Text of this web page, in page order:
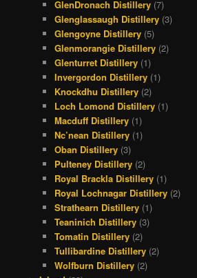
GlenDronach Distillery (7)
Glenglassaugh Distillery (3)
Glengoyne Distillery (5)
Glenmorangie Distillery (2)
Glenturret Distillery (1)
Invergordon Distillery (1)
Knockdhu Distillery (2)
Loch Lomond Distillery (1)
Macduff Distillery (1)
Nc’nean Distillery (1)
Oban Distillery (3)
Pulteney Distillery (2)
Royal Brackla Distillery (1)
Royal Lochnagar Distillery (2)
Strathearn Distillery (1)
Teaninich Distillery (3)
Tomatin Distillery (2)
Tullibardine Distillery (2)
Wolfburn Distillery (2)